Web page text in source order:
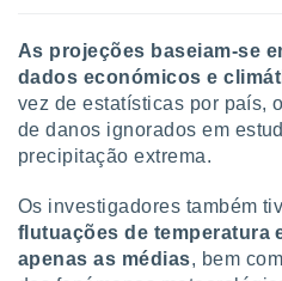
As projeções baseiam-se
dados económicos e
vez de estatísticas por país,
de danos ignorados em
precipitação extrema.
Os investigadores também
flutuações de temperatura
apenas as médias, bem